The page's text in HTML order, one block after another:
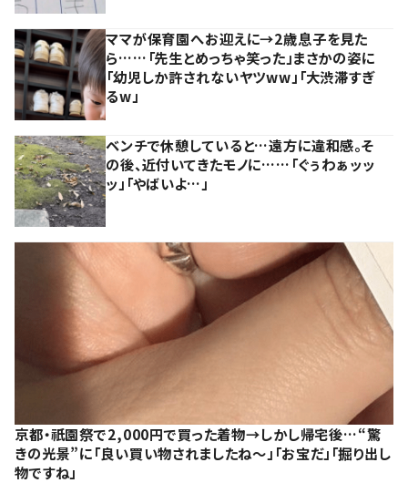
ママが保育園へお迎えに→2歳息子を見た
ら……「先生とめっちゃ笑った」まさかの姿に
「幼児しか許されないヤツww」「大渋滞すぎ
るw」
ベンチで休憩していると…遠方に違和感。そ
の後、近付いてきたモノに……「ぐぅわぁッッ
ッ」「やばいよ…」
京都・祇園祭で2,000円で買った着物→しかし帰宅後…“驚
きの光景”に「良い買い物されましたね～」「お宝だ」「掘り出し
物ですね」